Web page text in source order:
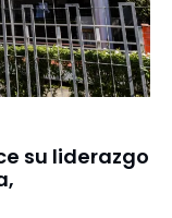
su liderazgo